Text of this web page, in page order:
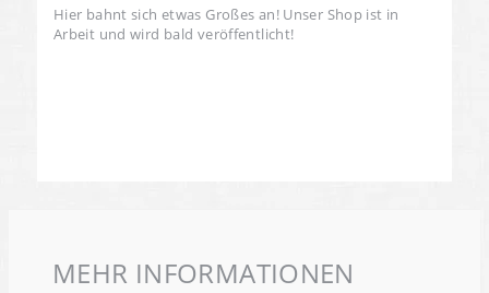
Hier bahnt sich etwas Großes an! Unser Shop ist in
Arbeit und wird bald veröffentlicht!
MEHR INFORMATIONEN